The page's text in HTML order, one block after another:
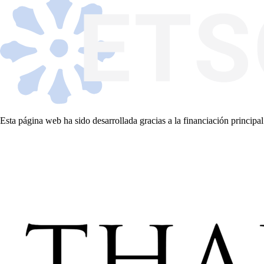
Esta página web ha sido desarrollada gracias a la financiación